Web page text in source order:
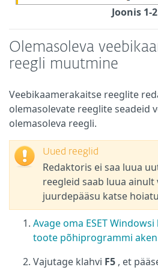
Joonis 1-2
Olemasoleva
reegli muutmine
Veebikaamerakaitse reeglite
olemasolevate reeglite seadeid
olemasoleva reegli.
Uued reeglid
Redaktoris ei saa luua
reegleid saab luua ainult
juurdepääsu katse
Avage oma ESET
toote põhiprogrammi aken
Vajutage klahvi F5 , et